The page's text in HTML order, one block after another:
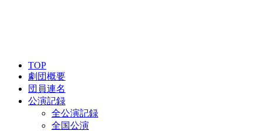
TOP
劇団概要
団員連名
公演記録
全公演記録
全国公演